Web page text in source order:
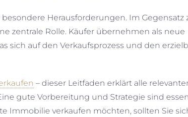
Herausforderungen. Im Gegensatz
zentrale Rolle. Käufer übernehmen als neue
sich auf den Verkaufsprozess und den
– dieser Leitfaden erklärt alle
gute Vorbereitung und Strategie sind
Immobilie verkaufen möchten, sollten Sie